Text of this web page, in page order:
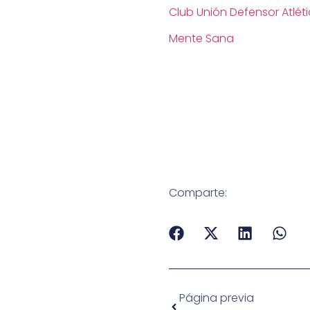
Club Unión Defensor
Mente Sana
Comparte:
Página previa